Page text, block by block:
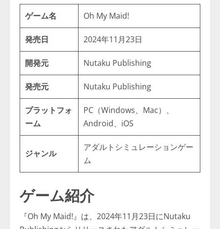
ゲーム名 Oh My Maid!
発売日 2024年11月23日
開発元 Nutaku Publishing
発売元 Nutaku Publishing
プラットフォ
ーム
PC（Windows、Mac）、
Android、iOS
ジャンル
アダルトシミュレーションゲー
ム
ゲーム紹介
『Oh My Maid!』は、2024年11月23日にNutaku